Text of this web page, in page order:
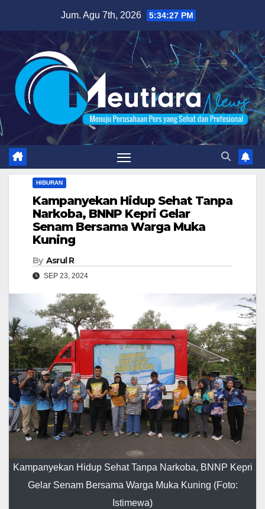
content
Jum. Agu 7th, 2026 5:34:28 PM
HIBURAN
Kampanyekan Hidup Sehat Tanpa
Narkoba, BNNP Kepri Gelar
Senam Bersama Warga Muka
Kuning
By Asrul R
SEP 23, 2024
Kampanyekan Hidup Sehat Tanpa Narkoba, BNNP Kepri
Gelar Senam Bersama Warga Muka Kuning (Foto:
Istimewa)